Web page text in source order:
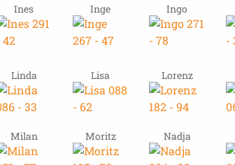
Ines Inge Ingo
Linda Lisa Lorenz
Milan Moritz Nadja